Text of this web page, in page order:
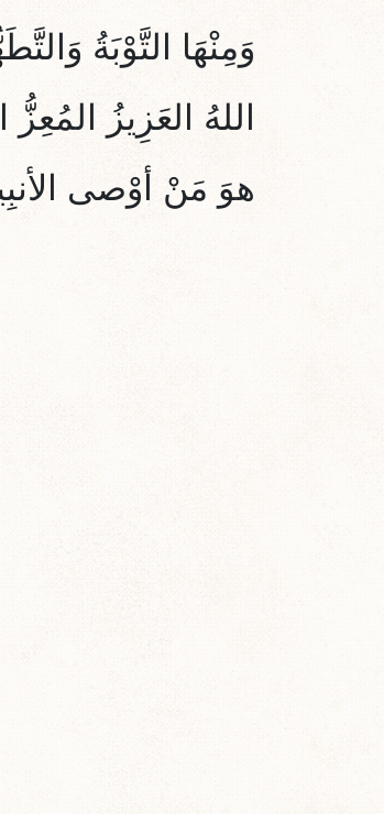
وَمِنْهَا
التَّوْبَةُ
اللهُ العَزِيزُ
هوَ مَنْ أوْصى